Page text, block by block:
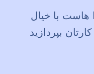
هاست با خیال
بپردازید